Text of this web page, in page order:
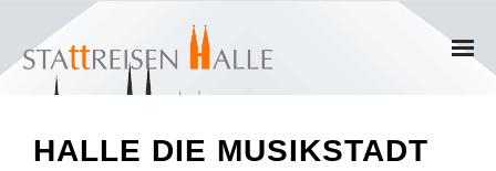
HALLE DIE MUSIKSTADT